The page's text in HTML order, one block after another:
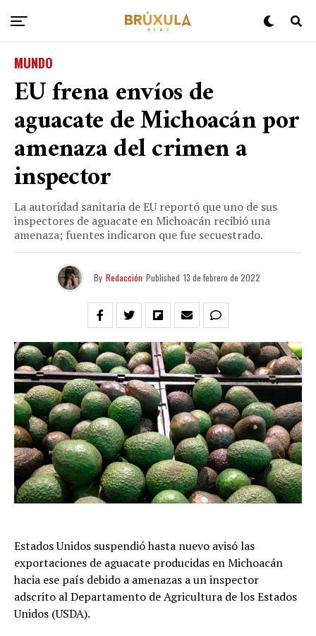
MUNDO
EU frena envíos de
aguacate de Michoacán por
amenaza del crimen a
inspector
La autoridad sanitaria de EU reportó que uno de sus
inspectores de aguacate en Michoacán recibió una
amenaza; fuentes indicaron que fue secuestrado.
By Redacción Published 13 de febrero de 2022
Estados Unidos suspendió hasta nuevo avisó las
exportaciones de aguacate producidas en Michoacán
hacia ese país debido a amenazas a un inspector
adscrito al Departamento de Agricultura de los Estados
Unidos (USDA).